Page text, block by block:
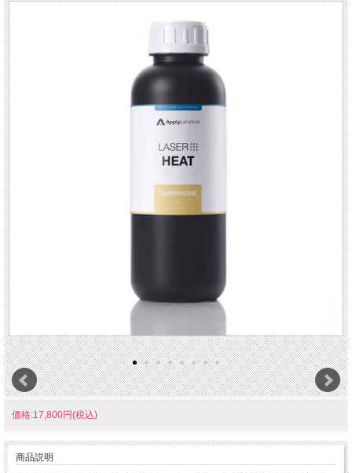
価格:17,800円(税込)
商品説明